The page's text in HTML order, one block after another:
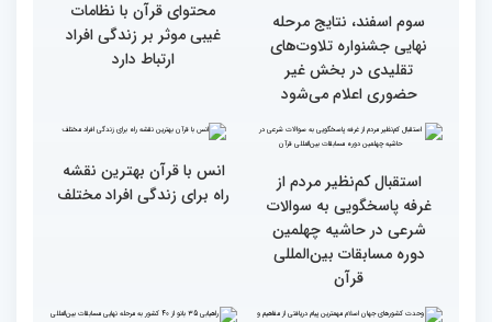
گزارش تصویری اولین روز
رقابت بخش بانوان چهلمین
دوره مسابقات بین المللی
قرآن کریم (بخش دوم)
گزارش تصویری اولین روز
رقابت بخش بانوان چهلمین
دوره مسابقات بین المللی
سوم اسفند، نتایج مرحله
نهایی جشنواره تلاوت‌های
تقلیدی در بخش غیر
حضوری اعلام می‌شود
محتوای قرآن با نظامات
غیبی موثر بر زندگی افراد